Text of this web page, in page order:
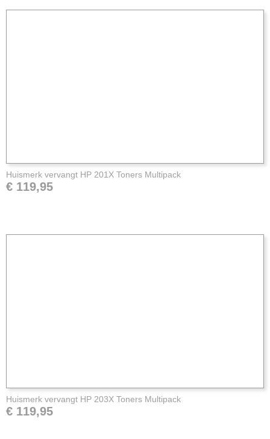
Huismerk vervangt HP 201X Toners Multipack
€ 119,95
Huismerk vervangt HP 203X Toners Multipack
€ 119,95